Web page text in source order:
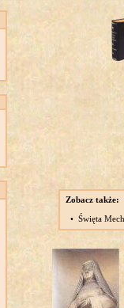
Zobacz także:
• Święta